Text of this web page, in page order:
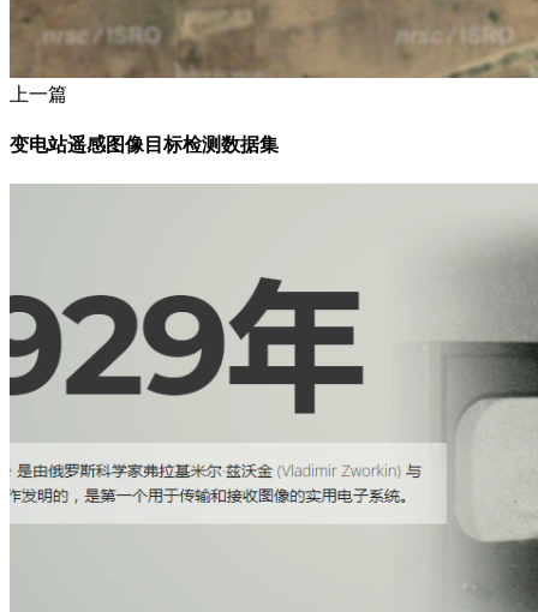
上一篇
变电站遥感图像目标检测数据集